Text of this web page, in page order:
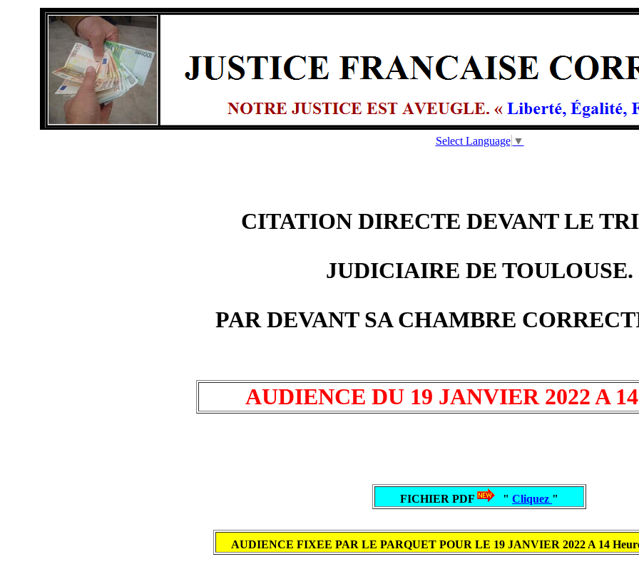
Select Language ▼
CITATION DIRECTE DEVANT LE
JUDICIAIRE DE TOULOUSE.
PAR DEVANT SA CHAMBRE
AUDIENCE DU 19 JANVIER 2022 A
FICHIER PDF " Cliquez "
AUDIENCE FIXEE PAR LE PARQUET POUR LE 19 JANVIER 2022 A 14